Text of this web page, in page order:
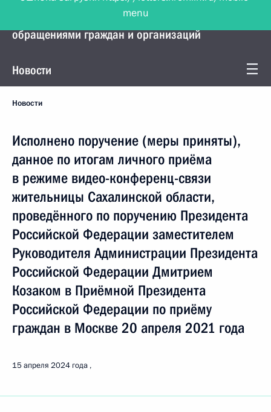
Управление Президента по работе с
обращениями граждан и организаций
Новости
Новости
Исполнено поручение (меры приняты),
данное по итогам личного приёма
в режиме видео-конференц-связи
жительницы Сахалинской области,
проведённого по поручению Президента
Российской Федерации заместителем
Руководителя Администрации Президента
Российской Федерации Дмитрием
Козаком в Приёмной Президента
Российской Федерации по приёму
граждан в Москве 20 апреля 2021 года
15 апреля 2024 года
menu